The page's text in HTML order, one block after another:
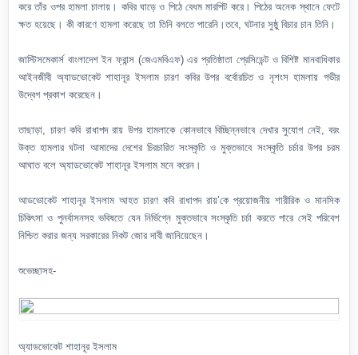
করে তাঁর ওপর হামলা চালায়। কবির ঘাড়ে ও পিঠে বেধম মারপিট করে। পিঠের অনেক স্থানে ফেটে
ক্ষত হয়েছে। কী কারণে হামলা করেছে তা তিনি বলতে পারেনি।তবে, ঘটনার সুষ্ঠু বিচার চান তিনি।
জাস্টিসমেকার্স বাংলাদেশ ইন ফ্রান্স (জেএমবিএফ) এর প্রতিষ্ঠাতা প্রেসিডেন্ট ও বিশিষ্ট মানবাধিকার
আইনজীবী অ্যাডভোকেট শাহানূর ইসলাম চারণ কবির উপর বর্বোরচিত ও নৃশংস হামলায় গভীর
উদ্বেগ প্রকাশ করেছেন।
তাছাড়া, চারণ কবি রাধাপদ রায় উপর হামলাকে কোনভাবে বিচ্ছিন্নভাবে দেখার সুযোগ নেই, বরং
উক্ত হামলার ঘটনা আমাদের দেশের চিরচারিত সংস্কৃতি ও মুক্তভাবে সংস্কৃতি চর্চার উপর চরম
আঘাত বলে অ্যাডভোকেট শাহানূর ইসলাম মনে করেন।
আডভোকেট শাহানূর ইসলাম আহত চারণ কবি রাধাপদ রায়’কে প্রয়োজনীয় শারীরিক ও মানসিক
চিকিৎসা ও পুনর্বাসনসহ ভবিষতে যেন নির্ভিগ্নে মুক্তভাবে সংস্কৃতি চর্চা করতে পারে সেই পরিবেশ
নিশ্চিত করার জন্য সরকারের নিকট জোর দাবী জানিয়েছেন।
শুভেচ্ছাসহ-
অ্যাডভোকেট শাহানূর ইসলাম